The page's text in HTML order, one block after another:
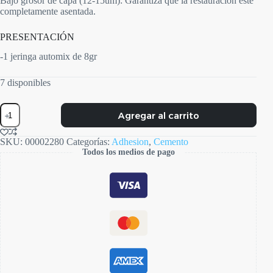
completamente asentada.
PRESENTACIÓN
-1 jeringa automix de 8gr
7 disponibles
Duo-
Link
Universal
cantidad
Agregar al carrito
SKU: 00002280 Categorías: Adhesion, Cemento
Todos los medios de pago